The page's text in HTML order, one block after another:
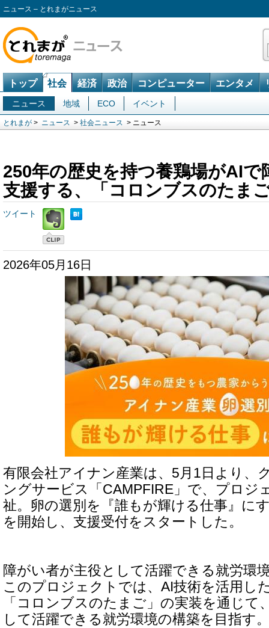
ニュース – とれまがニュース
トップ 社会 経済 政治 コンピューター エンタメ
ニュース 地域 ECO イベント
とれまが > ニュース > 社会ニュース > ニュース
250年の歴史を持つ養鶏場がAIで
支援する、「コロンブスのたま
ツイート
2026年05月16日
有限会社アイナン産業は、5月1日より、
ングサービス「CAMPFIRE」で、プロジ
祉。卵の選別を『誰もが輝ける仕事』に
を開始し、支援受付をスタートした。
障がい者が主役として活躍できる就労環
このプロジェクトでは、AI技術を活用し
「コロンブスのたまご」の実装を通じて
して活躍できる就労環境の構築を目指す